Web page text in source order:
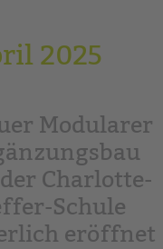
& FRÜHE HILFEN
Kollegs
Schulbezogene Sozialarbeit
2025
Modularer
Charlotte-
Schule
eröffnet